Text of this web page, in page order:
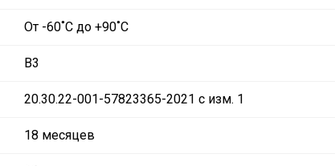
От -60˚C до +90˚C
В3
20.30.22-001-57823365-2021 с изм. 1
18 месяцев